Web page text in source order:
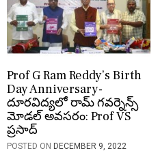
Prof G Ram Reddy’s Birth
Day Anniversary-
దూరవిద్యలో రామ్ గవర్నెన్స్
మోడల్ అవసరం: Prof VS
ప్రసాద్
POSTED ON DECEMBER 9, 2022